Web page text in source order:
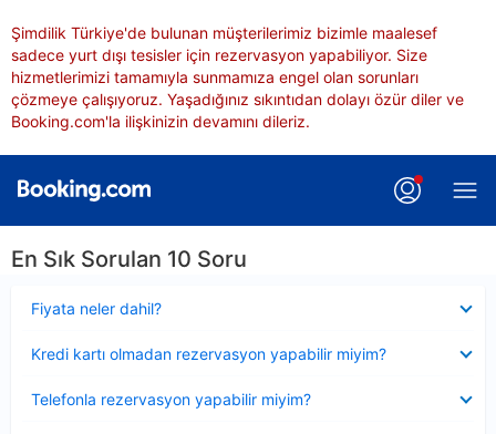
Şimdilik Türkiye'de bulunan müşterilerimiz bizimle maalesef
sadece yurt dışı tesisler için rezervasyon yapabiliyor. Size
hizmetlerimizi tamamıyla sunmamıza engel olan sorunları
çözmeye çalışıyoruz. Yaşadığınız sıkıntıdan dolayı özür diler ve
Booking.com'la ilişkinizin devamını dileriz.
En Sık Sorulan 10 Soru
Fiyata neler dahil?
Kredi kartı olmadan rezervasyon yapabilir miyim?
Telefonla rezervasyon yapabilir miyim?